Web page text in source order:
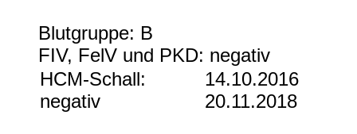
Blutgruppe: B
FIV, FelV und PKD: negativ
HCM-Schall:
negativ
14.10.2016
20.11.2018